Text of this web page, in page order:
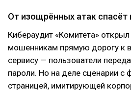
От изощрённых атак спасёт
Кибераудит «Комитета»
мошенникам прямую дорогу к
сервису — пользователи
пароли. Но на деле сценарии с
страницей, имитирующей